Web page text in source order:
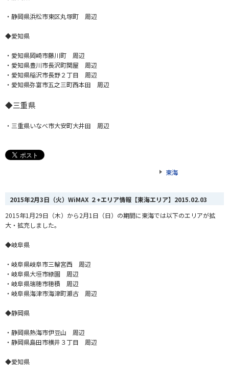
・静岡県浜松市東区丸塚町 周辺
◆愛知県
・愛知県岡崎市藤川町 周辺
・愛知県豊川市長沢町関屋 周辺
・愛知県稲沢市長野２丁目 周辺
・愛知県弥富市五之三町西本田 周辺
◆三重県
・三重県いなべ市大安町大井田 周辺
東海
2015年2月3日（火）WiMAX ２+エリア情報【東海エリア】 2015.02.03
2015年1月29日（木）から2月1日（日）の期間に東海では以下のエリアが拡
大・拡充しました。
◆岐阜県
・岐阜県岐阜市三輪宮西 周辺
・岐阜県大垣市緑園 周辺
・岐阜県瑞穂市穂積 周辺
・岐阜県海津市海津町瀬古 周辺
◆静岡県
・静岡県熱海市伊豆山 周辺
・静岡県島田市横井３丁目 周辺
◆愛知県